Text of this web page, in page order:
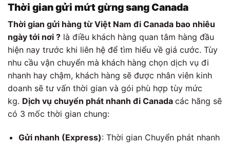
Thời gian gửi mứt gừng sang Canada
Thời gian gửi hàng từ Việt Nam đi Canada bao nhiêu
ngày tới nơi ? là điều khách hàng quan tâm hàng đầu
hiện nay trước khi liên hệ để tìm hiểu về giá cước. Tùy
nhu cầu vận chuyển mà khách hàng chọn dịch vụ đi
nhanh hay chậm, khách hàng sẽ được nhân viên kinh
doanh sẽ tư vấn thời gian và gói phù hợp tùy mức
kg. Dịch vụ chuyển phát nhanh đi Canada các hãng sẽ
có 3 mốc thời gian chung:
Gửi nhanh (Express): Thời gian Chuyển phát nhanh